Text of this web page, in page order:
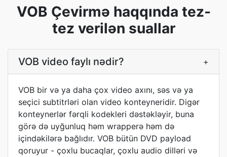
VOB Çevirmə haqqında tez-
tez verilən suallar
VOB video faylı nədir? +
VOB bir və ya daha çox video axını, səs və ya
seçici subtitrləri olan video konteyneridir. Digər
konteynerlər fərqli kodekleri dəstəkləyir, buna
görə də uyğunluq həm wrapperə həm də
içindəkilərə bağlıdır. VOB bütün DVD payload
qoruyur - çoxlu bucaqlar, çoxlu audio dilləri və